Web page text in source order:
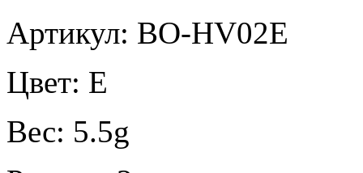
Артикул: BO-HV02E
Цвет: E
Вес: 5.5g